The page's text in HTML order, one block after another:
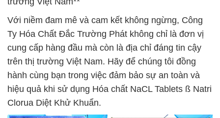
Với niềm đam mê và cam kết không ngừng, Công
Ty Hóa Chất Đắc Trường Phát không chỉ là đơn vị
cung cấp hàng đầu mà còn là địa chỉ đáng tin cậy
trên thị trường Việt Nam. Hãy để chúng tôi đồng
hành cùng bạn trong việc đảm bảo sự an toàn và
hiệu quả khi sử dụng Hóa chất NaCL Tablets ß Natri
Clorua Diệt Khử Khuẩn.